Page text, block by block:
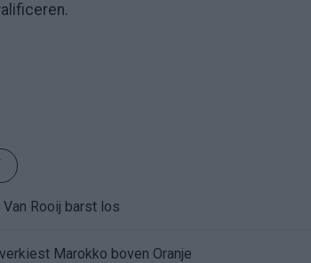
Rooij barst los
Marokko boven Oranje